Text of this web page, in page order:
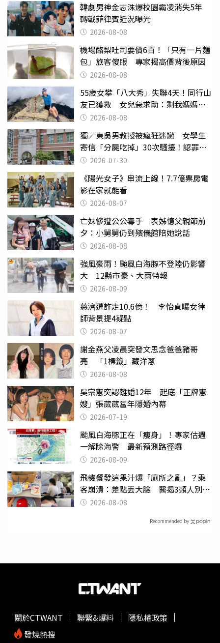
韓劇男神金志洙爆校園霸凌消失5年
轉戰菲律賓近況曝光
2026-08-08
機場酪梨吐司要價6百！「只有一片麵
包」旅客傻眼 專家揭高價背後原因
2026-08-08
55歲女攀「八大秀」失聯4天！同行山
友已獲救 女兒急求助：剩我媽媽還
沒找到
2026-08-08
獨／東吳男教授被瘋狂迷戀 女學生
寄信「分屍吃掉」30次騷擾！認罪免
關 2026-07-30
《陽光女子》串流上線！7.7億票房電
影在家就能看
2026-08-07
亡妹慘遭公公毒手 表姊憶父親節前
夕：小舅舅仍到殯儀館陪她說話
2026-08-08
強風豪雨！颱風白海豚不登陸仍影響
大 12縣市豪、大雨特報
2026-08-09
慈濟遭詐走10.6億！ 李怡貞曝女律
師背景提4疑點
2026-08-07
謝金燕父凌晨突發文思念爸爸豬哥
亮 「1標籤」藏洋蔥
2026-08-08
吳宗憲突認離婚12年 起底「正牌憲
嫂」張葳葳當年隱婚內幕
2026-07-19
颱風白海豚正在「瘦身」！專家估週
一解除海警 最新預測路徑曝
2026-08-09
飛機餐發這果汁爆「廁所之亂」？乘
客崩潰：差點丟大臉 醫揭3類人別亂
喝 2026-08-08
Recommended by
關於CTWANT 聯繫&爆料
隱私權政策
發燒熱搜